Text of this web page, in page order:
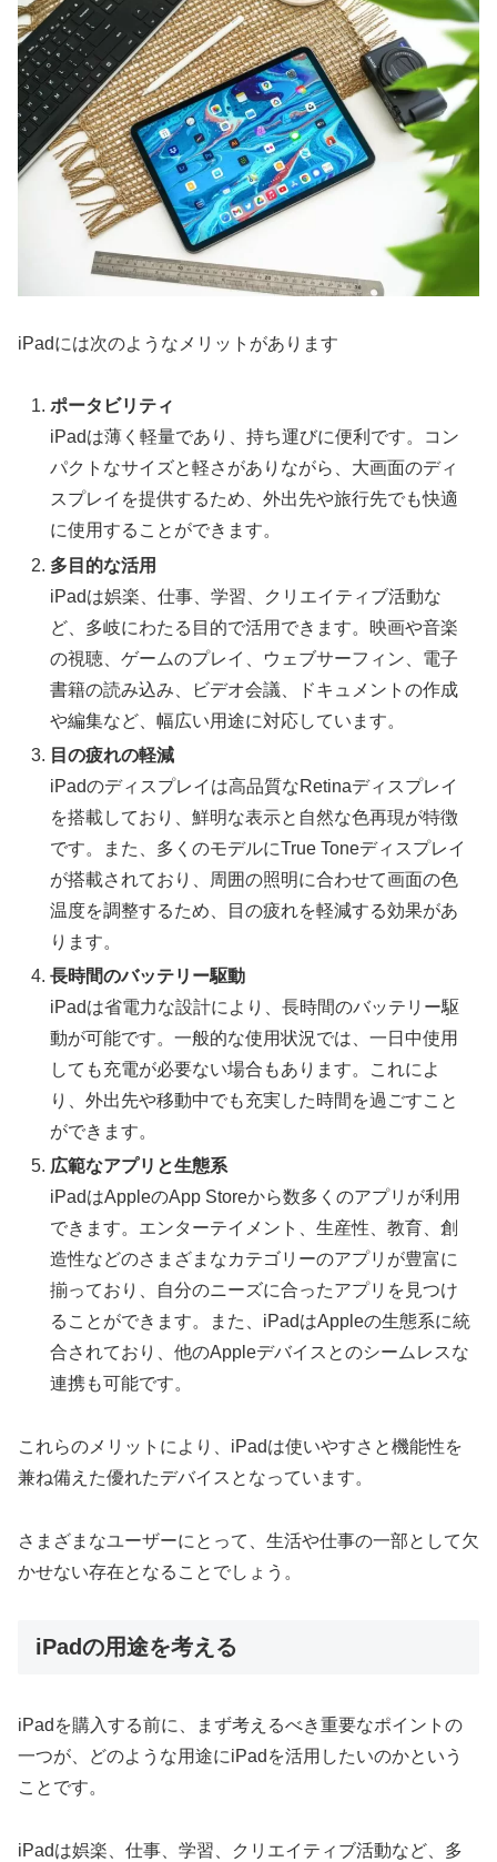
iPadには次のようなメリットがあります
ポータビリティ
iPadは薄く軽量であり、持ち運びに便利です。コン
パクトなサイズと軽さがありながら、大画面のディ
スプレイを提供するため、外出先や旅行先でも快適
に使用することができます。
多目的な活用
iPadは娯楽、仕事、学習、クリエイティブ活動な
ど、多岐にわたる目的で活用できます。映画や音楽
の視聴、ゲームのプレイ、ウェブサーフィン、電子
書籍の読み込み、ビデオ会議、ドキュメントの作成
や編集など、幅広い用途に対応しています。
目の疲れの軽減
iPadのディスプレイは高品質なRetinaディスプレイ
を搭載しており、鮮明な表示と自然な色再現が特徴
です。また、多くのモデルにTrue Toneディスプレイ
が搭載されており、周囲の照明に合わせて画面の色
温度を調整するため、目の疲れを軽減する効果があ
ります。
長時間のバッテリー駆動
iPadは省電力な設計により、長時間のバッテリー駆
動が可能です。一般的な使用状況では、一日中使用
しても充電が必要ない場合もあります。これによ
り、外出先や移動中でも充実した時間を過ごすこと
ができます。
広範なアプリと生態系
iPadはAppleのApp Storeから数多くのアプリが利用
できます。エンターテイメント、生産性、教育、創
造性などのさまざまなカテゴリーのアプリが豊富に
揃っており、自分のニーズに合ったアプリを見つけ
ることができます。また、iPadはAppleの生態系に統
合されており、他のAppleデバイスとのシームレスな
連携も可能です。
これらのメリットにより、iPadは使いやすさと機能性を
兼ね備えた優れたデバイスとなっています。
さまざまなユーザーにとって、生活や仕事の一部として欠
かせない存在となることでしょう。
iPadの用途を考える
iPadを購入する前に、まず考えるべき重要なポイントの
一つが、どのような用途にiPadを活用したいのかという
ことです。
iPadは娯楽、仕事、学習、クリエイティブ活動など、多